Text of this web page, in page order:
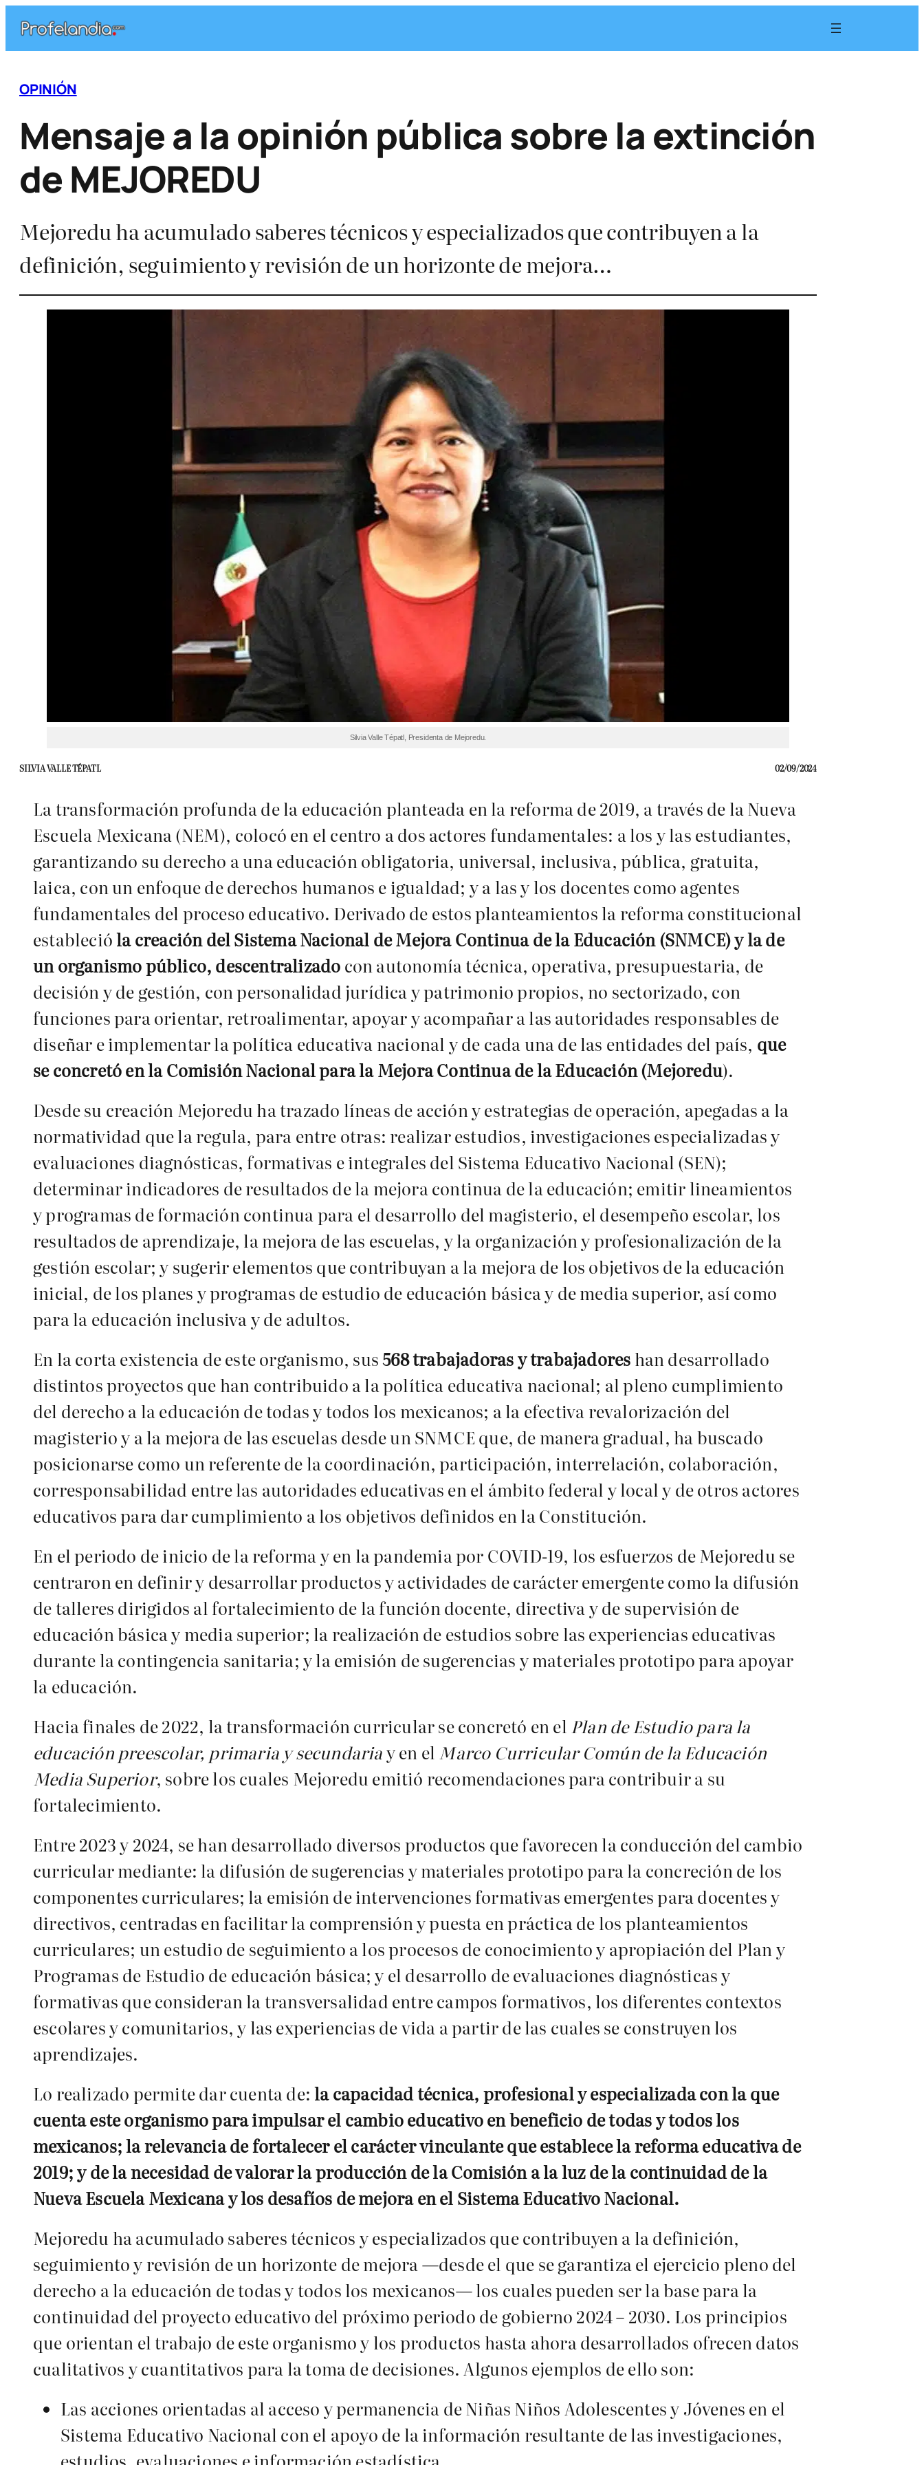
contenido
OPINIÓN
Mensaje a la opinión pública sobre la extinción
de MEJOREDU
Mejoredu ha acumulado saberes técnicos y especializados que contribuyen a la
definición, seguimiento y revisión de un horizonte de mejora…
Silvia Valle Tépatl, Presidenta de Mejoredu.
SILVIA VALLE TÉPATL 02/09/2024
La transformación profunda de la educación planteada en la reforma de 2019, a través de la Nueva
Escuela Mexicana (NEM), colocó en el centro a dos actores fundamentales: a los y las estudiantes,
garantizando su derecho a una educación obligatoria, universal, inclusiva, pública, gratuita,
laica, con un enfoque de derechos humanos e igualdad; y a las y los docentes como agentes
fundamentales del proceso educativo. Derivado de estos planteamientos la reforma constitucional
establecióla creación del Sistema Nacional de Mejora Continua de la Educación (SNMCE) y la de
un organismo público, descentralizado con autonomía técnica, operativa, presupuestaria, de
decisión y de gestión, con personalidad jurídica y patrimonio propios, no sectorizado, con
funciones para orientar, retroalimentar, apoyar y acompañar a las autoridades responsables de
diseñar e implementar la política educativa nacional y de cada una de las entidades del país, que
se concretó en la Comisión Nacional para la Mejora Continua de la Educación (Mejoredu).
Desde su creación Mejoredu ha trazado líneas de acción y estrategias de operación, apegadas a la
normatividad que la regula, para entre otras: realizar estudios, investigaciones especializadas y
evaluaciones diagnósticas, formativas e integrales del Sistema Educativo Nacional (SEN);
determinar indicadores de resultados de la mejora continua de la educación; emitir lineamientos
y programas de formación continua para el desarrollo del magisterio, el desempeño escolar, los
resultados de aprendizaje, la mejora de las escuelas, y la organización y profesionalización de la
gestión escolar; y sugerir elementos que contribuyan a la mejora de los objetivos de la educación
inicial, de los planes y programas de estudio de educación básica y de media superior, así como
para la educación inclusiva y de adultos.
En la corta existencia de este organismo, sus568 trabajadoras y trabajadores han desarrollado
distintos proyectos que han contribuido a la política educativa nacional; al pleno cumplimiento
del derecho a la educación de todas y todos los mexicanos; a la efectiva revalorización del
magisterio y a la mejora de las escuelas desde un SNMCE que, de manera gradual, ha buscado
posicionarse como un referente de la coordinación, participación, interrelación, colaboración,
corresponsabilidad entre las autoridades educativas en el ámbito federal y local y de otros actores
educativos para dar cumplimiento a los objetivos definidos en la Constitución.
En el periodo de inicio de la reforma y en la pandemia por COVID-19, los esfuerzos deMejoredu se
centraron en definir y desarrollar productos y actividades de carácter emergente como la difusión
de talleres dirigidos al fortalecimiento de la función docente, directiva y de supervisión de
educación básica y media superior; la realización de estudios sobre las experiencias educativas
durante la contingencia sanitaria; y la emisión de sugerencias y materiales prototipo para apoyar
la educación.
Hacia finales de 2022, la transformación curricular se concretó en el Plan de Estudio para la
educación preescolar, primaria y secundariay en el Marco Curricular Común de la Educación
Media Superior, sobre los cuales Mejoredu emitió recomendaciones para contribuir a su
fortalecimiento.
Entre 2023 y 2024, se han desarrollado diversos productos que favorecen la conducción del cambio
curricular mediante: la difusión de sugerencias y materiales prototipo para la concreción de los
componentes curriculares; la emisión de intervenciones formativas emergentes para docentes y
directivos, centradas en facilitar la comprensión y puesta en práctica de los planteamientos
curriculares; un estudio de seguimiento a los procesos de conocimiento y apropiación del Plan y
Programas de Estudio de educación básica; y el desarrollo de evaluaciones diagnósticas y
formativas que consideran la transversalidad entre campos formativos, los diferentes contextos
escolares y comunitarios, y las experiencias de vida a partir de las cuales se construyen los
aprendizajes.
Lo realizado permite dar cuenta de:la capacidad técnica, profesional y especializada con la que
cuenta este organismo para impulsar el cambio educativo en beneficio de todas y todos los
mexicanos; la relevancia de fortalecer el carácter vinculante que establece la reforma educativa de
2019; y de la necesidad de valorar la producción de la Comisión a la luz de la continuidad de la
Nueva Escuela Mexicana y los desafíos de mejora en el Sistema Educativo Nacional.
Mejoredu ha acumulado saberes técnicos y especializados que contribuyen a la definición,
seguimiento y revisión de un horizonte de mejora —desde el que se garantiza el ejercicio pleno del
derecho a la educación de todas y todos los mexicanos— los cuales pueden ser la base para la
continuidad del proyecto educativo del próximo periodo de gobierno 2024 – 2030. Los principios
que orientan el trabajo de este organismo y los productos hasta ahora desarrollados ofrecen datos
cualitativos y cuantitativos para la toma de decisiones. Algunos ejemplos de ello son:
Las acciones orientadas al acceso y permanencia de Niñas Niños Adolescentes y Jóvenes en el
Sistema Educativo Nacional con el apoyo de la información resultante de las investigaciones,